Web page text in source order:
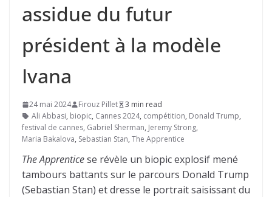
assidue du futur
président à la modèle
Ivana
24 mai 2024 Firouz Pillet
3 min read
Ali Abbasi, biopic, Cannes 2024, compétition, Donald Trump,
festival de cannes, Gabriel Sherman, Jeremy Strong,
Maria Bakalova, Sebastian Stan, The Apprentice
The Apprenticese révèle un biopic explosif mené
tambours battants sur le parcours Donald Trump
(Sebastian Stan) et dresse le portrait saisissant du